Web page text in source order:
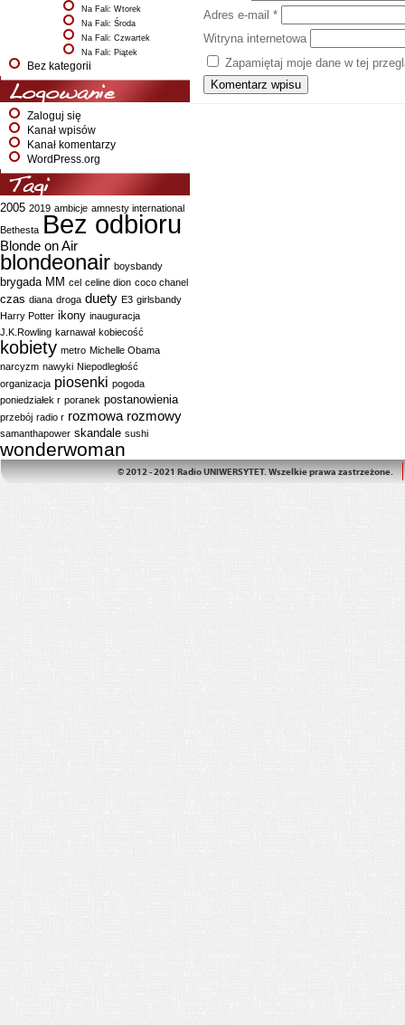
Na Fali: Wtorek
Na Fali: Środa
Na Fali: Czwartek
Na Fali: Piątek
Bez kategorii
Logowanie
Zaloguj się
Kanał wpisów
Kanał komentarzy
WordPress.org
Tagi
2005 2019 ambicje amnesty international
Bethesta Bez odbioru
Blonde on Air
blondeonair boysbandy
brygada MM cel celine dion coco chanel
czas diana droga duety E3 girlsbandy
Harry Potter ikony inauguracja
J.K.Rowling karnawał kobiecość
kobiety metro Michelle Obama
narcyzm nawyki Niepodległość
organizacja piosenki pogoda
poniedziałek r poranek postanowienia
przebój radio r rozmowa rozmowy
samanthapower skandale sushi
wonderwoman
Adres e-mail *
Witryna internetowa
Zapamiętaj moje dane w tej
© 2012 - 2021 Radio UNIWERSYTET. Wszelkie prawa zastrzeżone.